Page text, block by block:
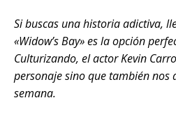
Si buscas una historia adictiva,
«Widow’s Bay» es la opción
Culturizando, el actor Kevin
personaje sino que también nos
semana.